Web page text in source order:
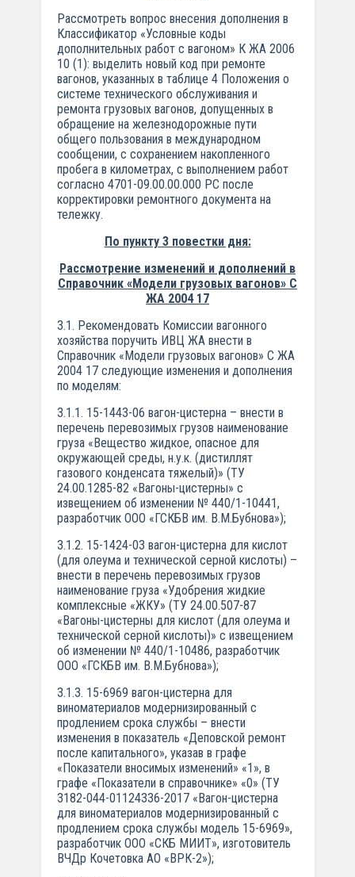
Рассмотреть вопрос внесения дополнения в
Классификатор «Условные коды
дополнительных работ с вагоном» К ЖА 2006
10 (1): выделить новый код при ремонте
вагонов, указанных в таблице 4 Положения о
системе технического обслуживания и
ремонта грузовых вагонов, допущенных в
обращение на железнодорожные пути
общего пользования в международном
сообщении, с сохранением накопленного
пробега в километрах, с выполнением работ
согласно 4701-09.00.00.000 РС после
корректировки ремонтного документа на
тележку.
По пункту 3 повестки дня:
Рассмотрение изменений и дополнений в
Справочник «Модели грузовых вагонов» С
ЖА 2004 17
3.1. Рекомендовать Комиссии вагонного
хозяйства поручить ИВЦ ЖА внести в
Справочник «Модели грузовых вагонов» С ЖА
2004 17 следующие изменения и дополнения
по моделям:
3.1.1. 15-1443-06 вагон-цистерна – внести в
перечень перевозимых грузов наименование
груза «Вещество жидкое, опасное для
окружающей среды, н.у.к. (дистиллят
газового конденсата тяжелый)» (ТУ
24.00.1285-82 «Вагоны-цистерны» с
извещением об изменении № 440/1-10441,
разработчик ООО «ГСКБВ им. В.М.Бубнова»);
3.1.2. 15-1424-03 вагон-цистерна для кислот
(для олеума и технической серной кислоты) –
внести в перечень перевозимых грузов
наименование груза «Удобрения жидкие
комплексные «ЖКУ» (ТУ 24.00.507-87
«Вагоны-цистерны для кислот (для олеума и
технической серной кислоты)» с извещением
об изменении № 440/1-10486, разработчик
ООО «ГСКБВ им. В.М.Бубнова»);
3.1.3. 15-6969 вагон-цистерна для
виноматериалов модернизированный с
продлением срока службы – внести
изменения в показатель «Деповской ремонт
после капитального», указав в графе
«Показатели вносимых изменений» «1», в
графе «Показатели в справочнике» «0» (ТУ
3182-044-01124336-2017 «Вагон-цистерна
для виноматериалов модернизированный с
продлением срока службы модель 15-6969»,
разработчик ООО «СКБ МИИТ», изготовитель
ВЧДр Кочетовка АО «ВРК-2»);